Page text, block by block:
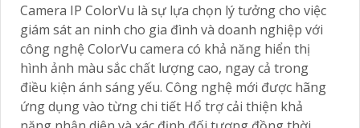
Camera IP ColorVu là sự lựa chọn lý tưởng cho việc
giám sát an ninh cho gia đình và doanh nghiệp với
công nghệ ColorVu camera có khả năng hiển thị
hình ảnh màu sắc chất lượng cao, ngay cả trong
điều kiện ánh sáng yếu. Công nghệ mới được hãng
ứng dụng vào từng chi tiết Hổ trợ cải thiện khả